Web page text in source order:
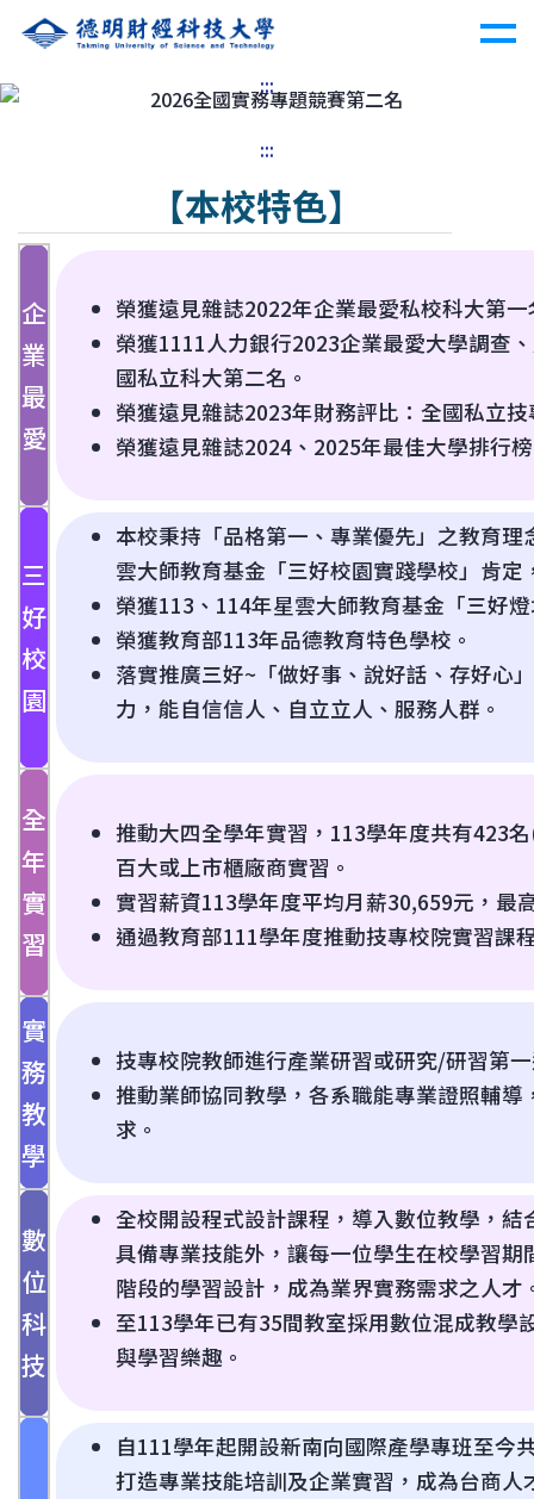
:::
:::
【本校特色】
企
業
最
愛
榮獲遠見雜誌2022年企業最愛私校科大第
榮獲1111人力銀行2023企業最愛大學調查
國私立科大第二名。
榮獲遠見雜誌2023年財務評比：全國私立
榮獲遠見雜誌2024、2025年最佳大學排行
三
好
校
園
本校秉持「品格第一、專業優先」之教育
雲大師教育基金「三好校園實踐學校」肯
榮獲113、114年星雲大師教育基金「三好
榮獲教育部113年品德教育特色學校。
落實推廣三好~「做好事、說好話、存好心
力，能自信信人、自立立人、服務人群。
全
年
實
習
推動大四全學年實習，113學年度共有423
百大或上市櫃廠商實習。
實習薪資113學年度平均月薪30,659元，最
通過教育部111學年度推動技專校院實習課
實
務
教
學
技專校院教師進行產業研習或研究/研習第
推動業師協同教學，各系職能專業證照輔
求。
數
位
科
技
全校開設程式設計課程，導入數位教學，
具備專業技能外，讓每一位學生在校學習
階段的學習設計，成為業界實務需求之人才
至113學年已有35間教室採用數位混成教學
與學習樂趣。
自111學年起開設新南向國際產學專班至今
打造專業技能培訓及企業實習，成為台商人